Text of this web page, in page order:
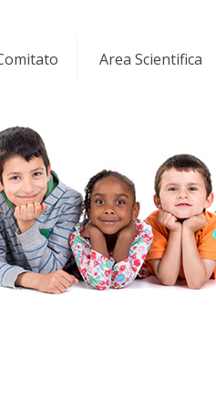
Area Scientifica